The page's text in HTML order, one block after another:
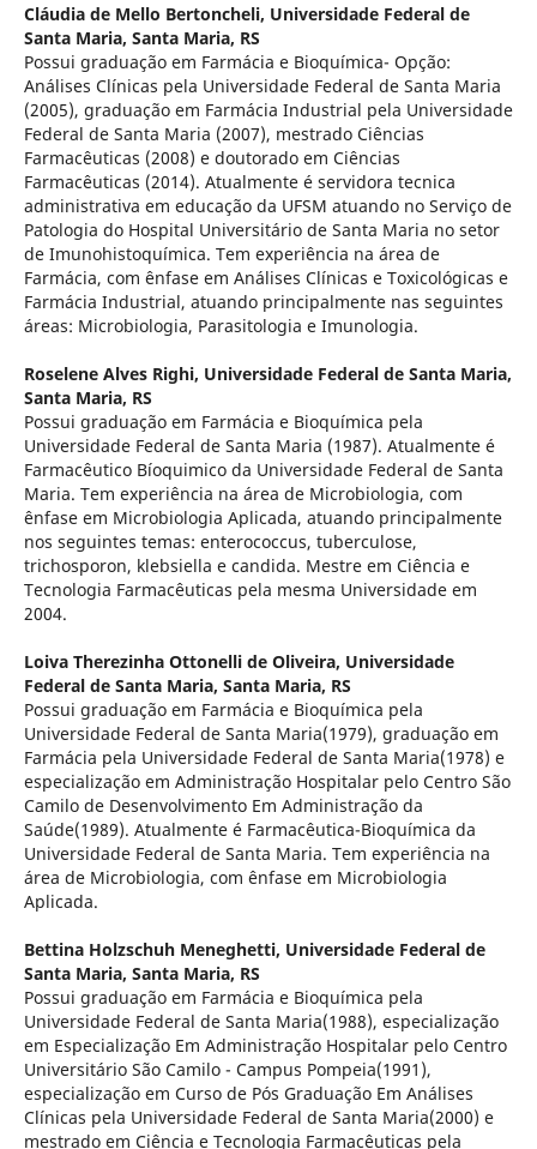
Cláudia de Mello Bertoncheli, Universidade Federal de
Santa Maria, Santa Maria, RS
Possui graduação em Farmácia e Bioquímica- Opção:
Análises Clínicas pela Universidade Federal de Santa Maria
(2005), graduação em Farmácia Industrial pela Universidade
Federal de Santa Maria (2007), mestrado Ciências
Farmacêuticas (2008) e doutorado em Ciências
Farmacêuticas (2014). Atualmente é servidora tecnica
administrativa em educação da UFSM atuando no Serviço de
Patologia do Hospital Universitário de Santa Maria no setor
de Imunohistoquímica. Tem experiência na área de
Farmácia, com ênfase em Análises Clínicas e Toxicológicas e
Farmácia Industrial, atuando principalmente nas seguintes
áreas: Microbiologia, Parasitologia e Imunologia.
Roselene Alves Righi, Universidade Federal de Santa Maria,
Santa Maria, RS
Possui graduação em Farmácia e Bioquímica pela
Universidade Federal de Santa Maria (1987). Atualmente é
Farmacêutico Bíoquimico da Universidade Federal de Santa
Maria. Tem experiência na área de Microbiologia, com
ênfase em Microbiologia Aplicada, atuando principalmente
nos seguintes temas: enterococcus, tuberculose,
trichosporon, klebsiella e candida. Mestre em Ciência e
Tecnologia Farmacêuticas pela mesma Universidade em
2004.
Loiva Therezinha Ottonelli de Oliveira, Universidade
Federal de Santa Maria, Santa Maria, RS
Possui graduação em Farmácia e Bioquímica pela
Universidade Federal de Santa Maria(1979), graduação em
Farmácia pela Universidade Federal de Santa Maria(1978) e
especialização em Administração Hospitalar pelo Centro São
Camilo de Desenvolvimento Em Administração da
Saúde(1989). Atualmente é Farmacêutica-Bioquímica da
Universidade Federal de Santa Maria. Tem experiência na
área de Microbiologia, com ênfase em Microbiologia
Aplicada.
Bettina Holzschuh Meneghetti, Universidade Federal de
Santa Maria, Santa Maria, RS
Possui graduação em Farmácia e Bioquímica pela
Universidade Federal de Santa Maria(1988), especialização
em Especialização Em Administração Hospitalar pelo Centro
Universitário São Camilo - Campus Pompeia(1991),
especialização em Curso de Pós Graduação Em Análises
Clínicas pela Universidade Federal de Santa Maria(2000) e
mestrado em Ciência e Tecnologia Farmacêuticas pela